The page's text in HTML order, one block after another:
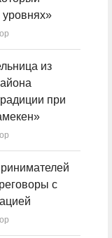
из
при
с